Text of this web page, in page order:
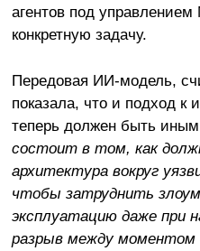
агентов под
конкретную задачу.
Передовая ИИ-модель,
показала, что и подход к
теперь должен быть
состоит в том, как
архитектура вокруг
чтобы затруднить
эксплуатацию даже при
разрыв между моментом